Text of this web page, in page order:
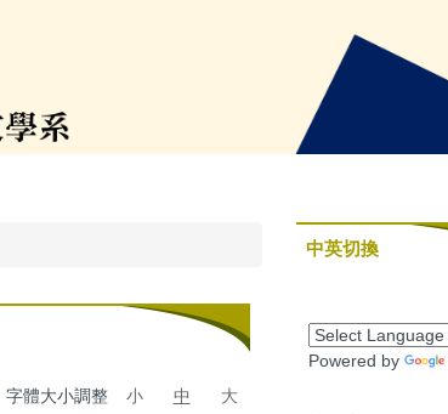
字體大小調整 小 中 大
中英切換
Powered by